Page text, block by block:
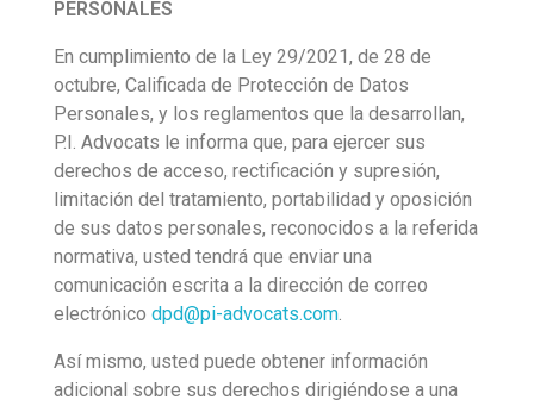
PERSONALES
En cumplimiento de la Ley 29/2021, de 28 de
octubre, Calificada de Protección de Datos
Personales, y los reglamentos que la desarrollan,
P.I. Advocats le informa que, para ejercer sus
derechos de acceso, rectificación y supresión,
limitación del tratamiento, portabilidad y oposición
de sus datos personales, reconocidos a la referida
normativa, usted tendrá que enviar una
comunicación escrita a la dirección de correo
electrónico dpd@pi-advocats.com.
Así mismo, usted puede obtener información
adicional sobre sus derechos dirigiéndose a una